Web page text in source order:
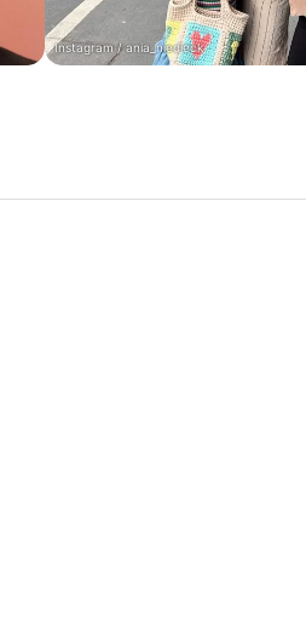
Instagram / ania_niedieck